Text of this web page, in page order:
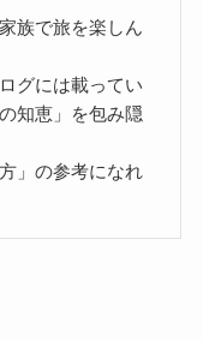
族で旅を楽しん
グには載ってい
知恵」を包み隠
」の参考になれ